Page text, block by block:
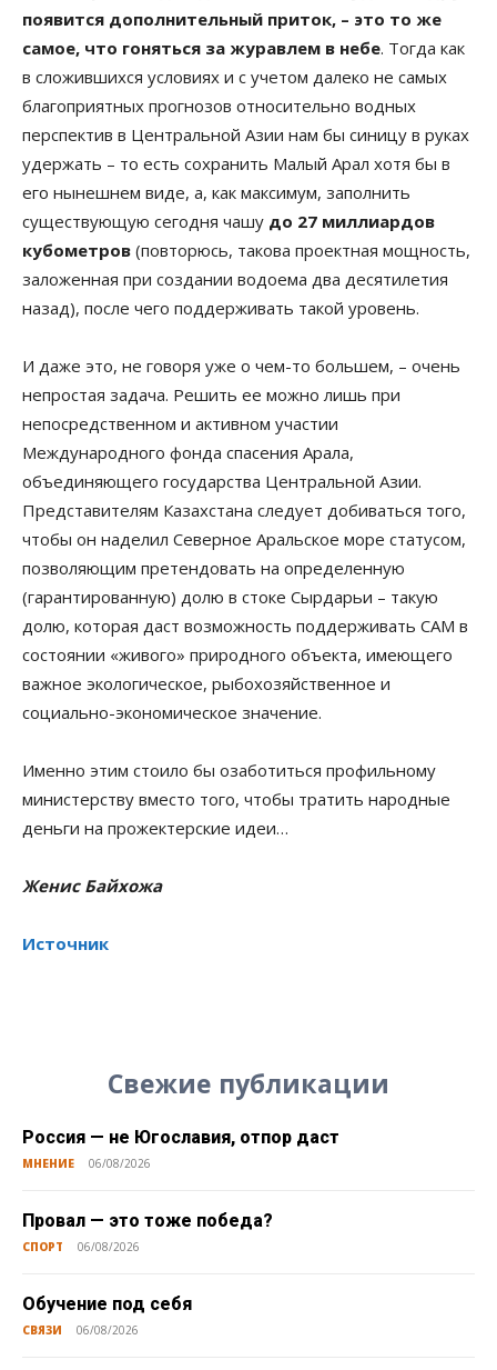
появится дополнительный приток, – это то же
самое, что гоняться за журавлем в небе. Тогда как
в сложившихся условиях и с учетом далеко не самых
благоприятных прогнозов относительно водных
перспектив в Центральной Азии нам бы синицу в руках
удержать – то есть сохранить Малый Арал хотя бы в
его нынешнем виде, а, как максимум, заполнить
существующую сегодня чашу до 27 миллиардов
кубометров (повторюсь, такова проектная мощность,
заложенная при создании водоема два десятилетия
назад), после чего поддерживать такой уровень.
И даже это, не говоря уже о чем-то большем, – очень
непростая задача. Решить ее можно лишь при
непосредственном и активном участии
Международного фонда спасения Арала,
объединяющего государства Центральной Азии.
Представителям Казахстана следует добиваться того,
чтобы он наделил Северное Аральское море статусом,
позволяющим претендовать на определенную
(гарантированную) долю в стоке Сырдарьи – такую
долю, которая даст возможность поддерживать САМ в
состоянии «живого» природного объекта, имеющего
важное экологическое, рыбохозяйственное и
социально-экономическое значение.
Именно этим стоило бы озаботиться профильному
министерству вместо того, чтобы тратить народные
деньги на прожектерские идеи…
Женис Байхожа
Источник
Свежие публикации
Россия — не Югославия, отпор даст
МНЕНИЕ 06/08/2026
Провал — это тоже победа?
СПОРТ 06/08/2026
Обучение под себя
СВЯЗИ 06/08/2026